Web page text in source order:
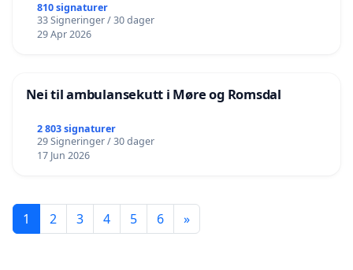
810 signaturer
33 Signeringer / 30 dager
29 Apr 2026
Nei til ambulansekutt i Møre og Romsdal
2 803 signaturer
29 Signeringer / 30 dager
17 Jun 2026
1 2 3 4 5 6 »